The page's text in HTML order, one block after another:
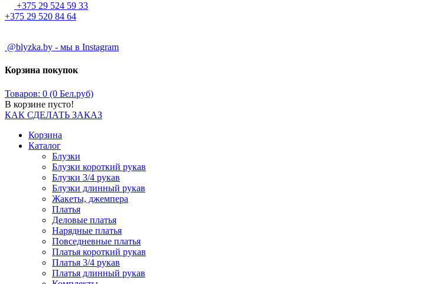
+375 29 524 59 33
+375 29 520 84 64
@blyzka.by - мы в Instagram
Корзина покупок
Товаров: 0 (0 Бел.руб)
В корзине пусто!
КАК СДЕЛАТЬ ЗАКАЗ
Корзина
Каталог
Блузки
Блузки короткий рукав
Блузки 3/4 рукав
Блузки длинный рукав
Жакеты, джемпера
Платья
Деловые платья
Нарядные платья
Повседневные платья
Платья короткий рукав
Платья 3/4 рукав
Платья длинный рукав